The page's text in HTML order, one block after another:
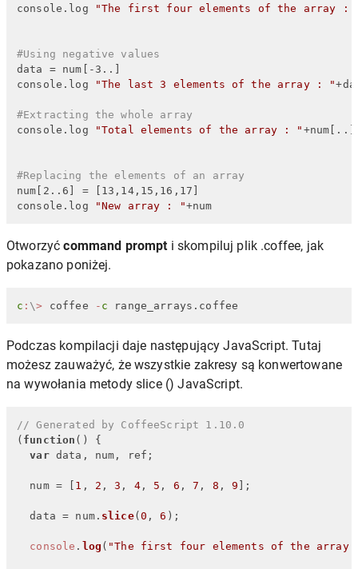
console.log
"The first four elements of the array :
#Using negative values
data = num[-3..]
console.log
"The last 3 elements of the array : "
#Extracting the whole array
console.log
"Total elements of the array : " +num[..]
#Replacing the elements of an array
num[2..6] = [13,14,15,16,17]
console.log
"New array : "+num
Otworzyćcommand prompt i skompiluj plik .coffee, jak
pokazano poniżej.
c : \> coffee - c range_arrays.coffee
Podczas kompilacji daje następujący JavaScript. Tutaj
możesz zauważyć, że wszystkie zakresy są konwertowane
na wywołania metody slice () JavaScript.
// Generated by CoffeeScript 1.10.0
( function ( ) {
var data, num, ref;
  num = [
1 , 2 , 3 , 4, 5 , 6 , 7 , 8 , 9 ];
  data = num.
slice(0 , 6 );
console . log ( "The first four elements of the